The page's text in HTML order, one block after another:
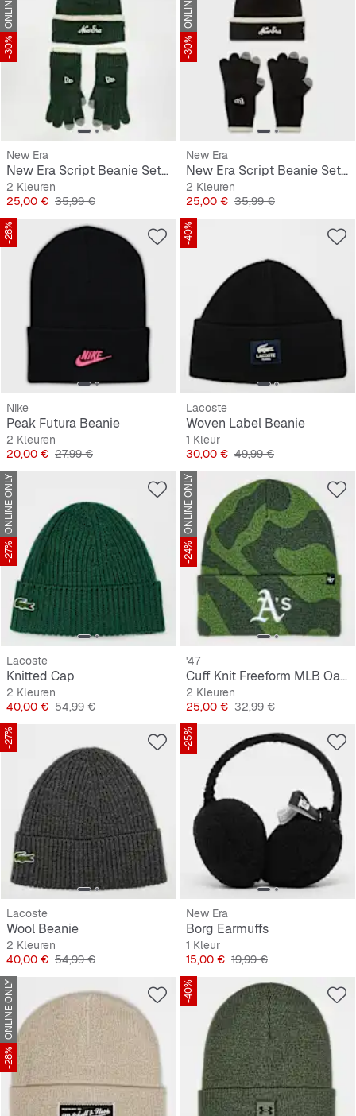
-30%
New Era
New Era Script Beanie Set blk/ofw
2 Kleuren
Prijs
25,00 € Originele Prijs
35,99 €
-30%
New Era
New Era Script Beanie Set blk/ofw
2 Kleuren
Prijs
25,00 € Originele Prijs
35,99 €
-28%
Nike
Peak Futura Beanie
2 Kleuren
Prijs
20,00 € Originele Prijs
27,99 €
-40%
Lacoste
Woven Label Beanie
1 Kleur
Prijs
30,00 € Originele Prijs
49,99 €
ONLINE ONLY
-27%
Lacoste
Knitted Cap
2 Kleuren
Prijs
40,00 € Originele Prijs
54,99 €
ONLINE ONLY
-24%
'47
Cuff Knit Freeform MLB Oakland Athletics
2 Kleuren
Prijs
25,00 € Originele Prijs
32,99 €
-27%
Lacoste
Wool Beanie
2 Kleuren
Prijs
40,00 € Originele Prijs
54,99 €
-25%
New Era
Borg Earmuffs
1 Kleur
Prijs
15,00 € Originele Prijs
19,99 €
ONLINE ONLY
-28%
-40%